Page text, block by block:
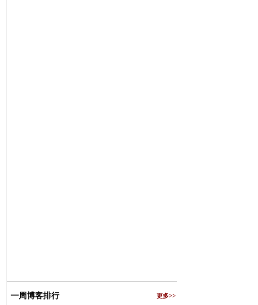
一周博客排行 更多>>